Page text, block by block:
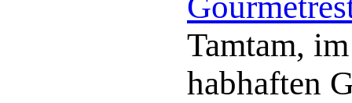
Tamtam,
habhaften